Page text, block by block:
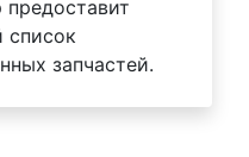
предоставит
список
запчастей.